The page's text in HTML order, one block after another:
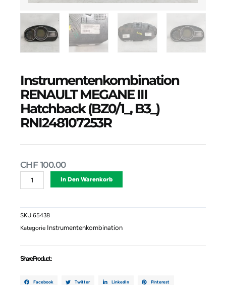
Instrumentenkombination
RENAULT MEGANE III
Hatchback (BZ0/1_, B3_)
RNI248107253R
CHF100.00
Instrumentenkombination
Hatchback
(BZ0/1_,
B3_)
In Den Warenkorb
SKU 65438
Kategorie Instrumentenkombination
Share Product :
Facebook Twitter LinkedIn Pinterest